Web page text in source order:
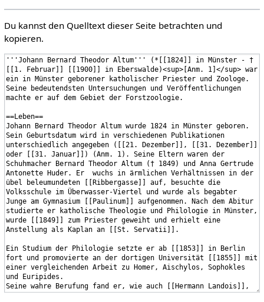
Du kannst den Quelltext dieser Seite betrachten und
kopieren.